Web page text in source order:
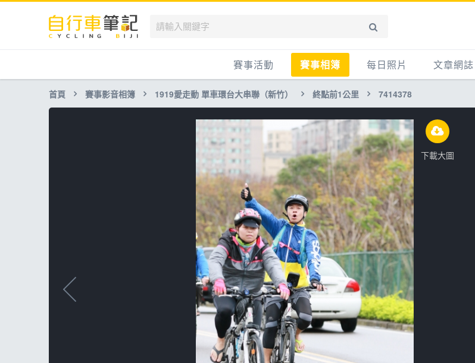
賽事活動
國內
國外
兒童滑步車
跟著筆記騎車去
賽事相簿
賽事影音相簿
自行車好影片
每日照片 文章網誌
知識
新聞
產品
首頁 賽事影音相簿 1919愛走動 單車環台大串聯（新竹） 終點前1公里 7414378
下載大圖